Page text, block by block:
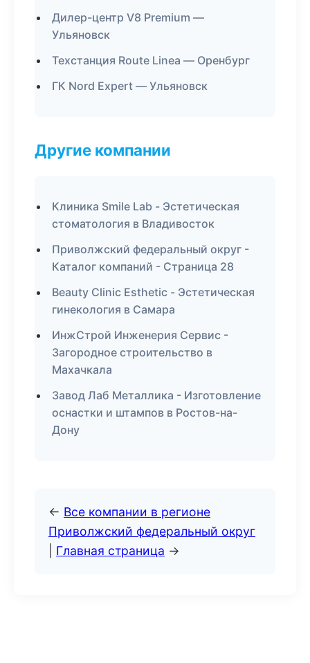
Дилер-центр V8 Premium —
Ульяновск
Техстанция Route Linea — Оренбург
ГК Nord Expert — Ульяновск
Другие компании
Клиника Smile Lab - Эстетическая
стоматология в Владивосток
Приволжский федеральный округ -
Каталог компаний - Страница 28
Beauty Clinic Esthetic - Эстетическая
гинекология в Самара
ИнжСтрой Инженерия Сервис -
Загородное строительство в
Махачкала
Завод Лаб Металлика - Изготовление
оснастки и штампов в Ростов-на-
Дону
← Все компании в регионе
Приволжский федеральный округ
Главная страница →